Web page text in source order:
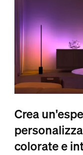
Crea
colorate e